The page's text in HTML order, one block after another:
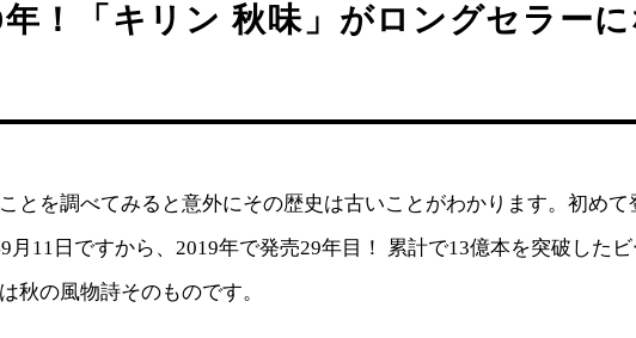
！「キリン 秋味」がロングセラーに
ことを調べてみると意外にその歴史は古いことがわかります。初めて
月11日ですから、2019年で発売29年目！ 累計で13億本を突破した
秋の風物詩そのものです。